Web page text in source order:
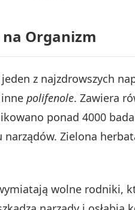
na Organizm
z najzdrowszych
polifenole. Zawiera
ponad 4000
Zielona
wolne rodniki,